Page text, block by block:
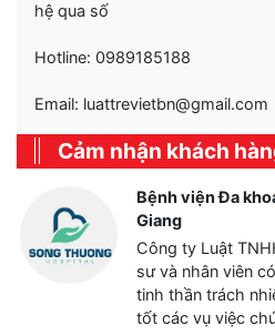
hệ qua số
Hotline: 0989185188
Email: luattrevietbn@gmail.com
Cảm nhận khách
Bệnh viện Đa
Giang
Công ty Luật
sư và nhân viên
tinh thần trách
tốt các vụ việc